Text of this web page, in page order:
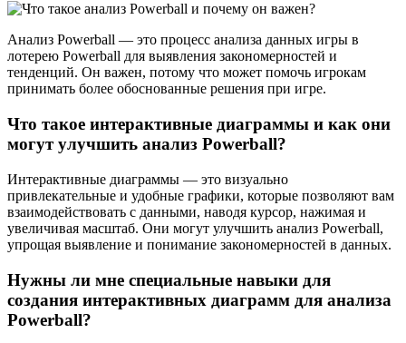
Анализ Powerball — это процесс анализа данных игры в
лотерею Powerball для выявления закономерностей и
тенденций. Он важен, потому что может помочь игрокам
принимать более обоснованные решения при игре.
Что такое интерактивные диаграммы и как они
могут улучшить анализ Powerball?
Интерактивные диаграммы — это визуально
привлекательные и удобные графики, которые позволяют вам
взаимодействовать с данными, наводя курсор, нажимая и
увеличивая масштаб. Они могут улучшить анализ Powerball,
упрощая выявление и понимание закономерностей в данных.
Нужны ли мне специальные навыки для
создания интерактивных диаграмм для анализа
Powerball?